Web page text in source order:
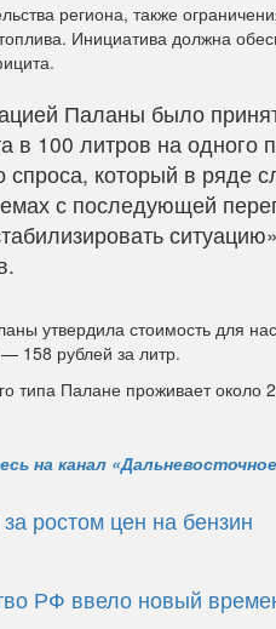
региона, также
Инициатива должна
Паланы было
в 100 литров на одного
спроса, который в ряде
с последующей
утвердила стоимость для
158 рублей за литр.
типа Палане проживает около
на канал
ростом цен на бензин
РФ ввело новый